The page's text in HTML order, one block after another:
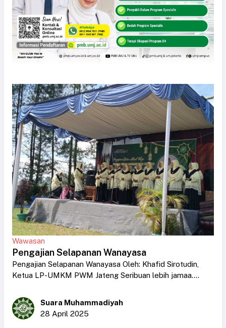
Wawasan
Pengajian Selapanan Wanayasa
Pengajian Selapanan Wanayasa Oleh: Khafid Sirotudin,
Ketua LP-UMKM PWM Jateng Seribuan lebih jamaa....
Suara Muhammadiyah
28 April 2025